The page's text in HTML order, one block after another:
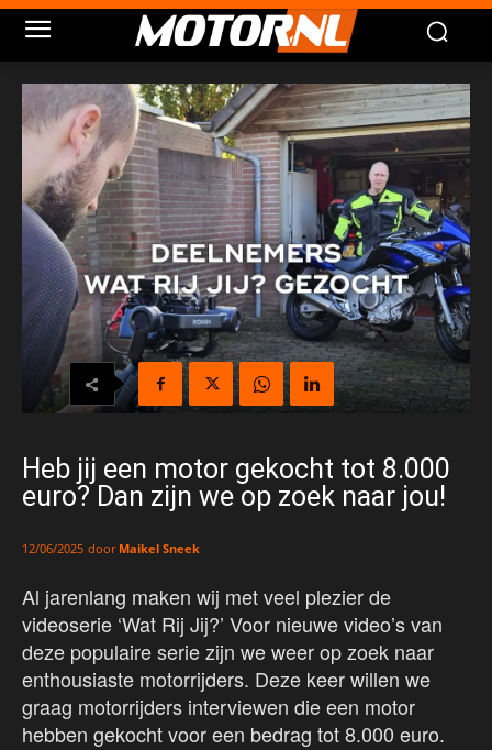
Heb jij een motor gekocht tot 8.000
euro? Dan zijn we op zoek naar jou!
12/06/2025 door Maikel Sneek
Al jarenlang maken wij met veel plezier de
videoserie ‘Wat Rij Jij?’ Voor nieuwe video’s van
deze populaire serie zijn we weer op zoek naar
enthousiaste motorrijders. Deze keer willen we
graag motorrijders interviewen die een motor
hebben gekocht voor een bedrag tot 8.000 euro.